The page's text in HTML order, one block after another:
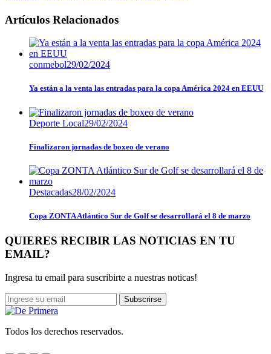
Artículos Relacionados
conmebol29/02/2024
Ya están a la venta las entradas para la copa América 2024 en EEUU
Deporte Local29/02/2024
Finalizaron jornadas de boxeo de verano
Destacadas28/02/2024
Copa ZONTA Atlántico Sur de Golf se desarrollará el 8 de marzo
QUIERES RECIBIR LAS NOTICIAS EN TU
EMAIL?
Ingresa tu email para suscribirte a nuestras noticas!
Subscrirse
Todos los derechos reservados.